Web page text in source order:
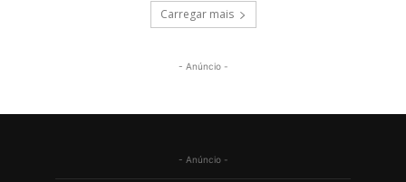
Carregar mais
- Anúncio -
- Anúncio -